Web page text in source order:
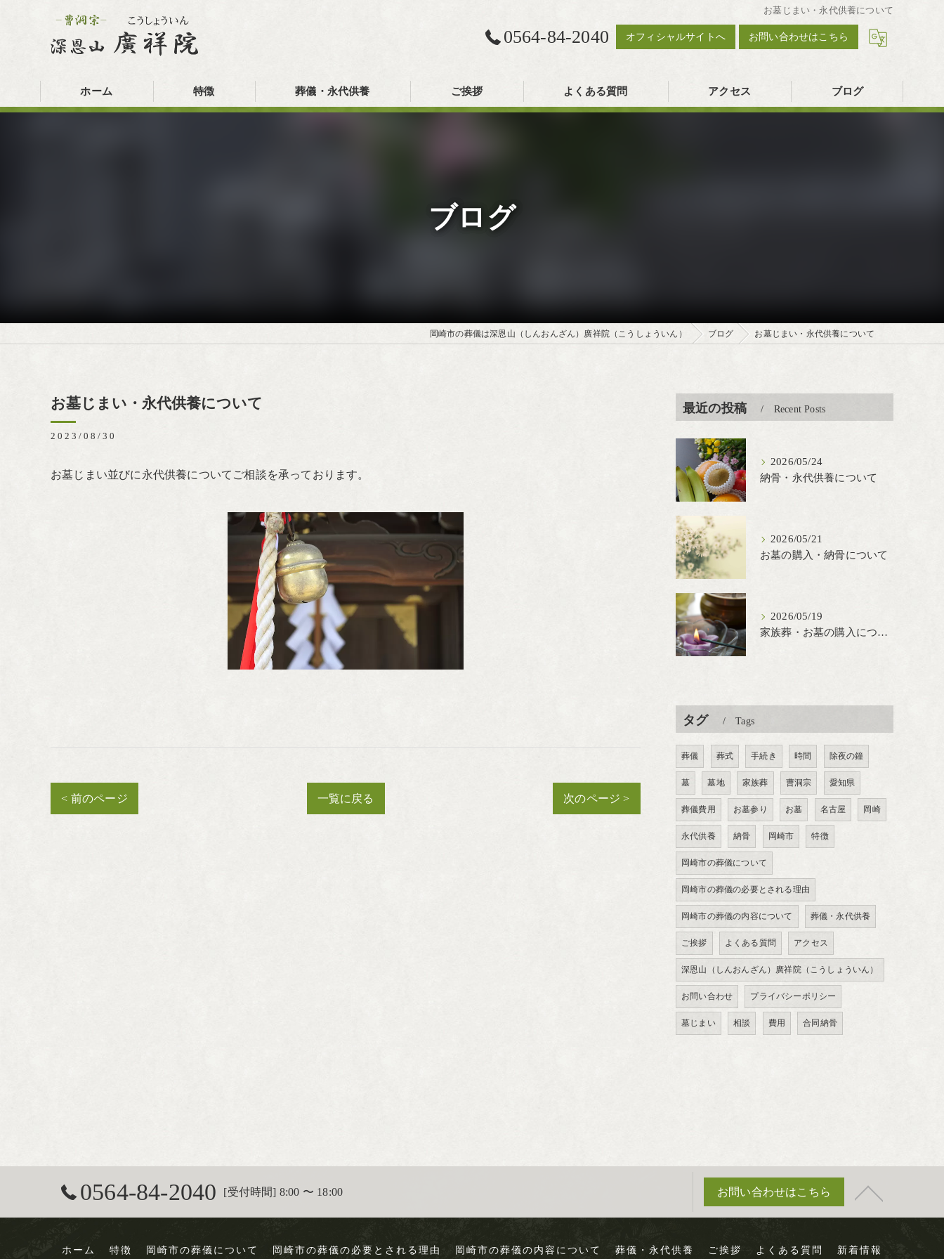
お墓じまい・永代供養について
0564-84-2040 オフィシャルサイトへ お問い合わせはこちら
ホーム 特徴 葬儀・永代供養 ご挨拶 よくある質問 アクセス ブログ
ブログ
岡崎市の葬儀は深恩山（しんおんざん）廣祥院（こうしょういん） ブログ お墓じまい・永代供養について
お墓じまい・永代供養について
2023/08/30
お墓じまい並びに永代供養についてご相談を承っております。
< 前のページ 一覧に戻る 次のページ >
最近の投稿 Recent Posts
2026/05/24
納骨・永代供養について
2026/05/21
お墓の購入・納骨について
2026/05/19
家族葬・お墓の購入について
タグ Tags
葬儀 葬式 手続き 時間 除夜の鐘
墓 墓地 家族葬 曹洞宗 愛知県
葬儀費用 お墓参り お墓 名古屋 岡崎
永代供養 納骨 岡崎市 特徴
岡崎市の葬儀について
岡崎市の葬儀の必要とされる理由
岡崎市の葬儀の内容について 葬儀・永代供養
ご挨拶 よくある質問 アクセス
深恩山（しんおんざん）廣祥院（こうしょういん）
お問い合わせ プライバシーポリシー
墓じまい 相談 費用 合同納骨
0564-84-2040 [受付時間] 8:00 〜 18:00 お問い合わせはこちら
ホーム 特徴 岡崎市の葬儀について 岡崎市の葬儀の必要とされる理由 岡崎市の葬儀の内容について 葬儀・永代供養 ご挨拶 よくある質問 新着情報